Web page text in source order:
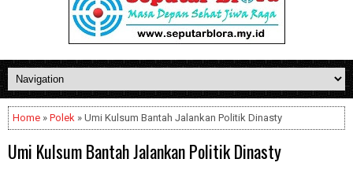
Home » Polek » Umi Kulsum Bantah Jalankan Politik Dinasty
Umi Kulsum Bantah Jalankan Politik Dinasty